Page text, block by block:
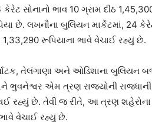
સોનાનો ભાવ 10 ગ્રામ દીઠ
છે. લખનૌના બુલિયન માર્કેટમાં, 24
રૂપિયાના ભાવે વેચાઈ રહ્યું છે.
તેલંગાણા અને ઓડિશાના બુલિયન
ભુવનેશ્વર એમ ત્રણ રાજ્યોની
રહ્યું છે. તેવી જ રીતે, આ ત્રણ શહેરોના
વેચાઈ રહ્યું છે.